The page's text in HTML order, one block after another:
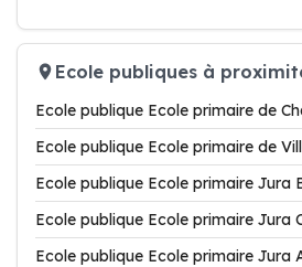
Ecole publiques à
Ecole publique Ecole primaire de
Ecole publique Ecole primaire de
Ecole publique Ecole primaire Jura
Ecole publique Ecole primaire Jura
Ecole publique Ecole primaire Jura